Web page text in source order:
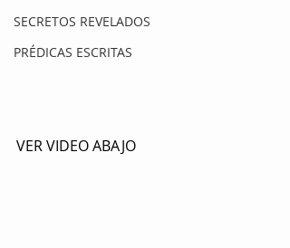
SECRETOS REVELADOS
PRÉDICAS ESCRITAS
VER VIDEO ABAJO